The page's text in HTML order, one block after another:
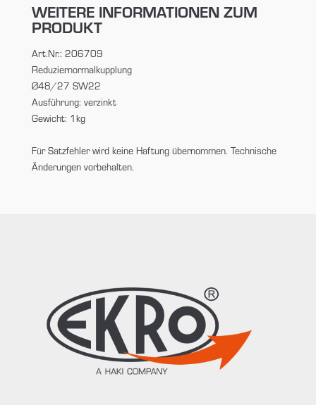
WEITERE INFORMATIONEN ZUM
PRODUKT
Art.Nr.: 206709
Reduziernormalkupplung
Ø48/27 SW22
Ausführung: verzinkt
Gewicht: 1kg
Für Satzfehler wird keine Haftung übernommen. Technische
Änderungen vorbehalten.